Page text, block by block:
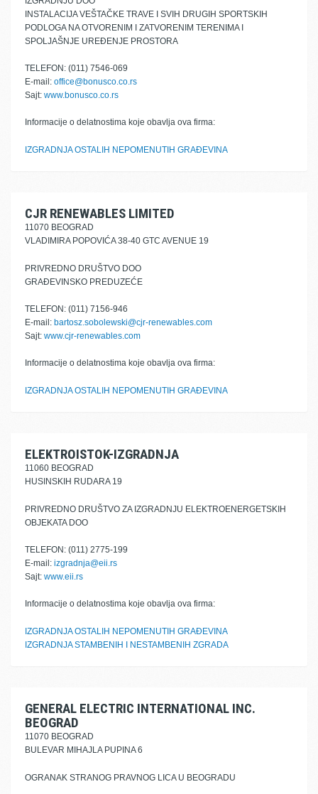
INSTALACIJA VEŠTAČKE TRAVE I SVIH DRUGIH SPORTSKIH
PODLOGA NA OTVORENIM I ZATVORENIM TERENIMA I
SPOLJAŠNJE UREĐENJE PROSTORA
TELEFON: (011) 7546-069
E-mail: office@bonusco.co.rs
Sajt: www.bonusco.co.rs
Informacije o delatnostima koje obavlja ova firma:
IZGRADNJA OSTALIH NEPOMENUTIH GRAĐEVINA
CJR RENEWABLES LIMITED
11070 BEOGRAD
VLADIMIRA POPOVIĆA 38-40 GTC AVENUE 19
PRIVREDNO DRUŠTVO DOO
GRAĐEVINSKO PREDUZEĆE
TELEFON: (011) 7156-946
E-mail: bartosz.sobolewski@cjr-renewables.com
Sajt: www.cjr-renewables.com
Informacije o delatnostima koje obavlja ova firma:
IZGRADNJA OSTALIH NEPOMENUTIH GRAĐEVINA
ELEKTROISTOK-IZGRADNJA
11060 BEOGRAD
HUSINSKIH RUDARA 19
PRIVREDNO DRUŠTVO ZA IZGRADNJU ELEKTROENERGETSKIH
OBJEKATA DOO
TELEFON: (011) 2775-199
E-mail: izgradnja@eii.rs
Sajt: www.eii.rs
Informacije o delatnostima koje obavlja ova firma:
IZGRADNJA OSTALIH NEPOMENUTIH GRAĐEVINA
IZGRADNJA STAMBENIH I NESTAMBENIH ZGRADA
GENERAL ELECTRIC INTERNATIONAL INC.
BEOGRAD
11070 BEOGRAD
BULEVAR MIHAJLA PUPINA 6
OGRANAK STRANOG PRAVNOG LICA U BEOGRADU